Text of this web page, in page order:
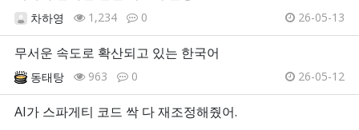
차하영 1,234 0 26-05-13
무서운 속도로 확산되고 있는 한국어
동태탕 963 0 26-05-12
AI가 스파게티 코드 싹 다 재조정해줬어.